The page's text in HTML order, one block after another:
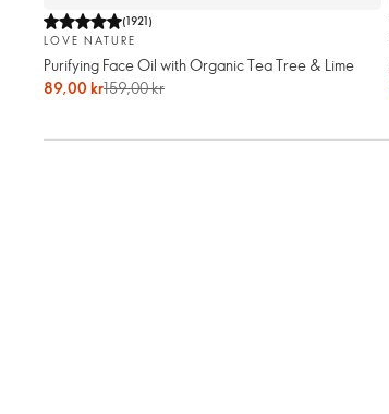
(1921)
LOVE NATURE
Purifying Face Oil with Organic Tea Tree & Lime
89,00 kr159,00 kr